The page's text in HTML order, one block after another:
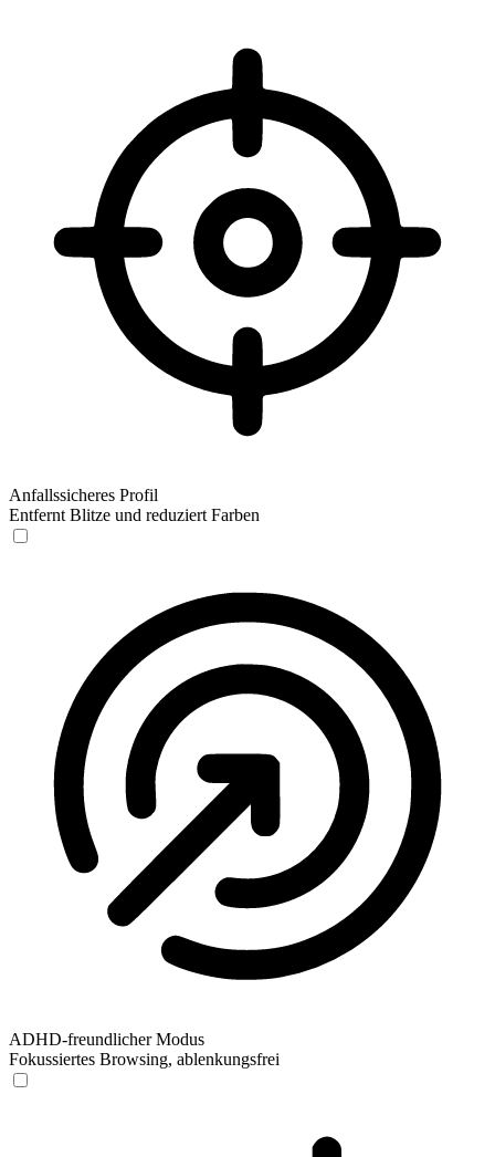
Anfallssicheres Profil
Entfernt Blitze und reduziert Farben
ADHD-freundlicher Modus
Fokussiertes Browsing, ablenkungsfrei